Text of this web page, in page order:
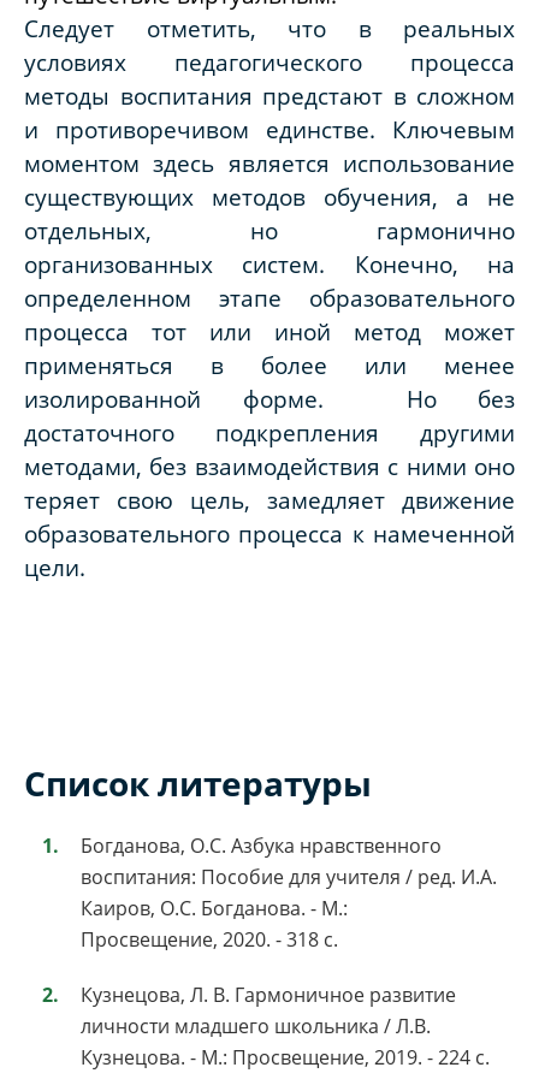
Следует отметить, что в реальных
условиях педагогического процесса
методы воспитания предстают в сложном
и противоречивом единстве. Ключевым
моментом здесь является использование
существующих методов обучения, а не
отдельных, но гармонично
организованных систем. Конечно, на
определенном этапе образовательного
процесса тот или иной метод может
применяться в более или менее
изолированной форме. Но без
достаточного подкрепления другими
методами, без взаимодействия с ними оно
теряет свою цель, замедляет движение
образовательного процесса к намеченной
цели.
Список литературы
Богданова, О.С. Азбука нравственного
воспитания: Пособие для учителя / ред. И.А.
Каиров, О.С. Богданова. - М.:
Просвещение, 2020. - 318 c.
Кузнецова, Л. В. Гармоничное развитие
личности младшего школьника / Л.В.
Кузнецова. - М.: Просвещение, 2019. - 224 c.